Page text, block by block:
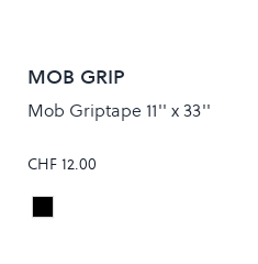
MOB GRIP
Mob Griptape 11'' x 33''
CHF 12.00
Colour
Black